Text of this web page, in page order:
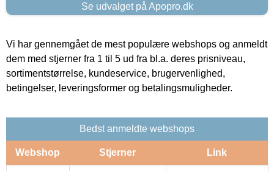
Se udvalget på Apopro.dk
Vi har gennemgået de mest populære webshops og anmeldt
dem med stjerner fra 1 til 5 ud fra bl.a. deres prisniveau,
sortimentstørrelse, kundeservice, brugervenlighed,
betingelser, leveringsformer og betalingsmuligheder.
Bedst anmeldte webshops
Webshop Stjerner Link